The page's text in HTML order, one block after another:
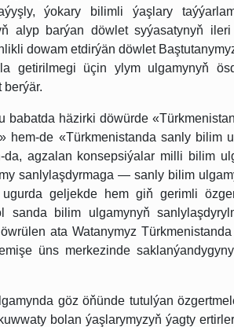
ýokary bilimli ýaşlary
alyp barýan döwlet syýasatynyň ileri
dowam etdirýän döwlet
getirilmegi üçin ylym ulgamynyň
häzirki döwürde
de «Türkmenistanda sanly bilim
agzalan konsepsiýalar milli bilim
sanlylaşdyrmaga — sanly bilim
geljekde hem giň gerimli
bilim ulgamynyň
ata Watanymyz Türkmenistanda
üns merkezinde
göz öňünde tutulýan
bolan ýaşlarymyzyň ýagty